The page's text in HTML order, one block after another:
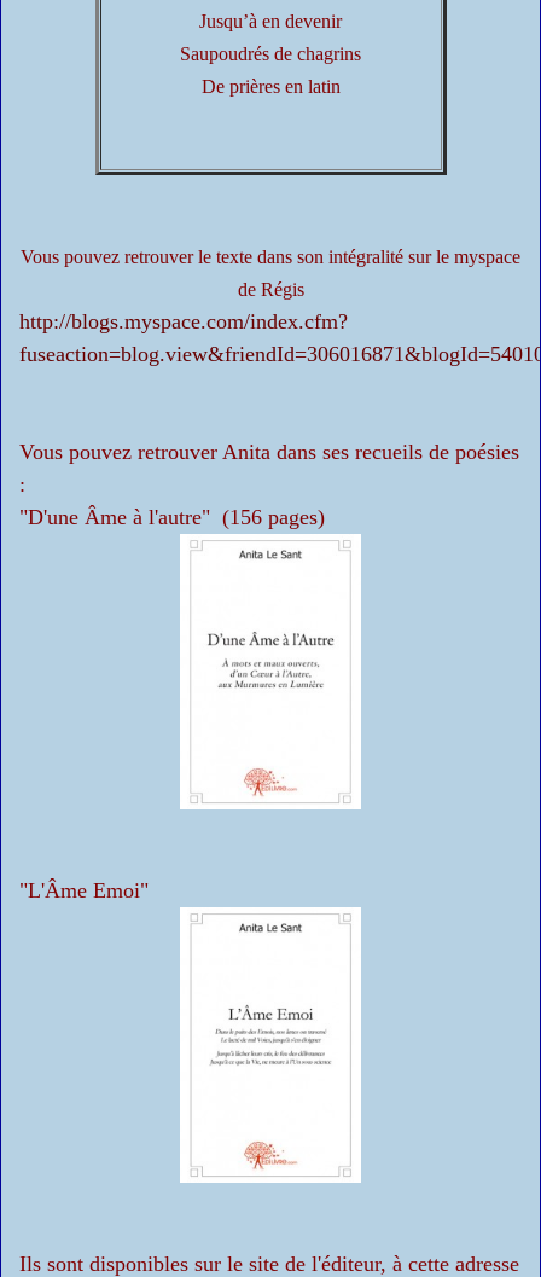
Jusqu’à en devenir
Saupoudrés de chagrins
De prières en latin
Vous pouvez retrouver le texte dans son intégralité sur le myspace
de Régis
http://blogs.myspace.com/index.cfm?
Vous pouvez retrouver Anita dans ses recueils de poésies
:
"D'une Âme à l'autre" (156 pages)
"L'Âme Emoi"
Ils sont disponibles sur le site de l'éditeur, à cette adresse